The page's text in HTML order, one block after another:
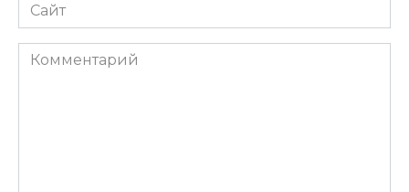
Сайт
Комментарий